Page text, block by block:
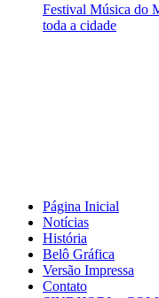
Festival Música do
toda a cidade
Página Inicial
Notícias
História
Belô Gráfica
Versão Impressa
Contato